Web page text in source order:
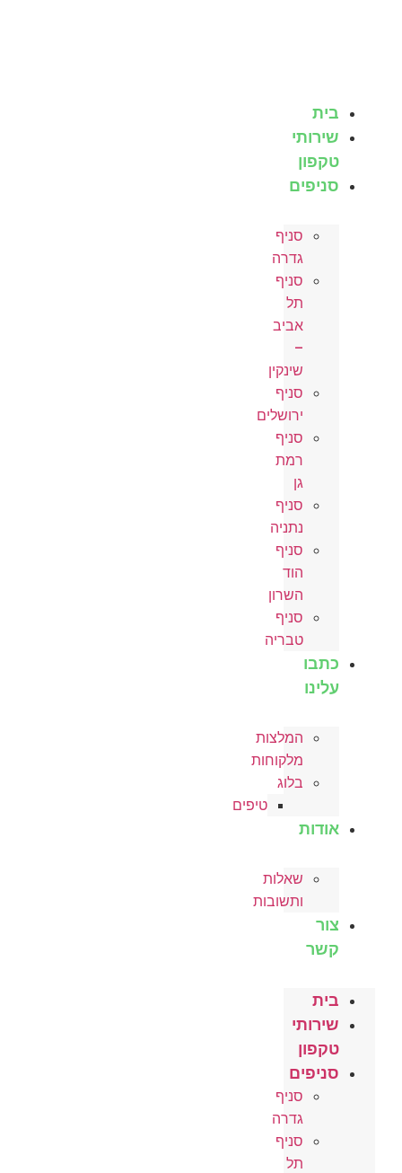
בית
שירותי
טקפון
סניפים
סניף
גדרה
סניף
תל
אביב
–
שינקין
סניף
ירושלים
סניף
רמת
גן
סניף
נתניה
סניף
הוד
השרון
סניף
טבריה
כתבו
עלינו
המלצות
מלקוחות
בלוג
טיפים
אודות
שאלות
ותשובות
צור
קשר
בית
שירותי
טקפון
סניפים
סניף
גדרה
סניף
תל